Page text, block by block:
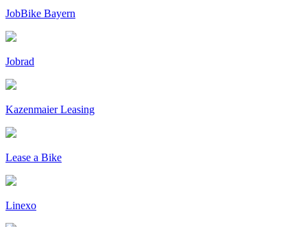
JobBike Bayern
Jobrad
Kazenmaier Leasing
Lease a Bike
Linexo